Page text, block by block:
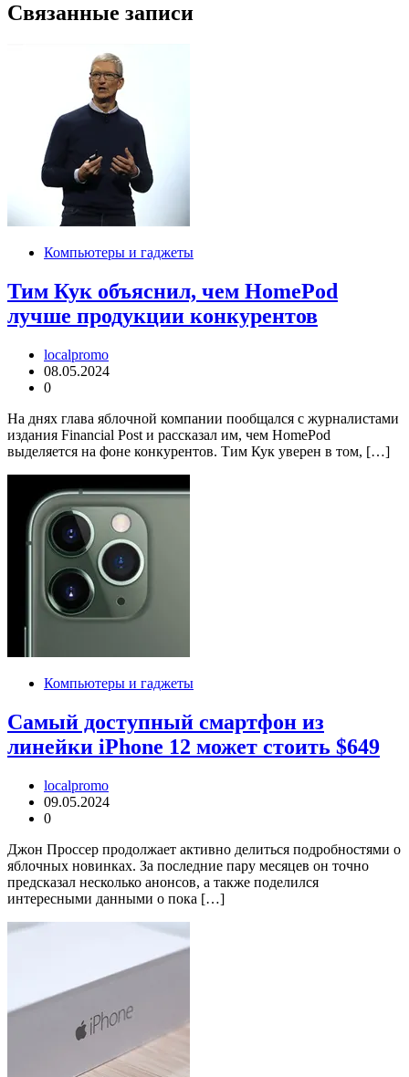
Связанные записи
Компьютеры и гаджеты
Тим Кук объяснил, чем HomePod
лучше продукции конкурентов
localpromo
08.05.2024
0
На днях глава яблочной компании пообщался с журналистами
издания Financial Post и рассказал им, чем HomePod
выделяется на фоне конкурентов. Тим Кук уверен в том, […]
Компьютеры и гаджеты
Самый доступный смартфон из
линейки iPhone 12 может стоить $649
localpromo
09.05.2024
0
Джон Проссер продолжает активно делиться подробностями о
яблочных новинках. За последние пару месяцев он точно
предсказал несколько анонсов, а также поделился
интересными данными о пока […]